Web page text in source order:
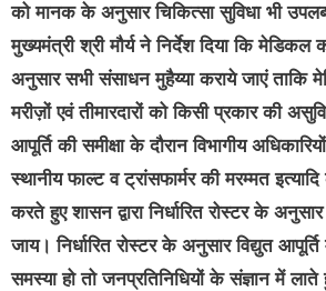
को मानक के अनुसार चिकित्सा सुविधा भी
मुख्यमंत्री श्री मौर्य ने निर्देश दिया कि
अनुसार सभी संसाधन मुहैय्या कराये जाएं
मरीज़ों एवं तीमारदारों को किसी प्रकार की
आपूर्ति की समीक्षा के दौरान विभागीय
स्थानीय फाल्ट व ट्रांसफार्मर की मरम्मत
करते हुए शासन द्वारा निर्धारित रोस्टर के
जाय। निर्धारित रोस्टर के अनुसार विद्युत
समस्या हो तो जनप्रतिनिधियों के संज्ञान में